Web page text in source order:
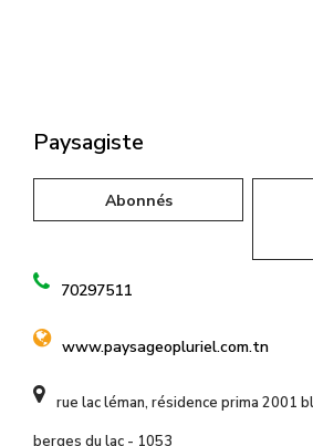
Paysagiste
Abonnés
70297511
www.paysageopluriel.com.tn
rue lac léman, résidence prima 2001
berges du lac - 1053